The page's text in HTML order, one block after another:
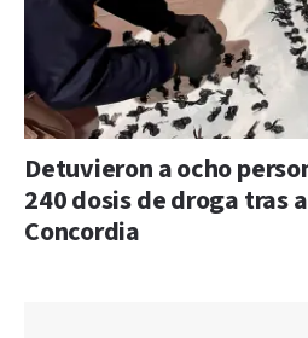
Detuvieron a ocho
240 dosis de droga tras
Concordia